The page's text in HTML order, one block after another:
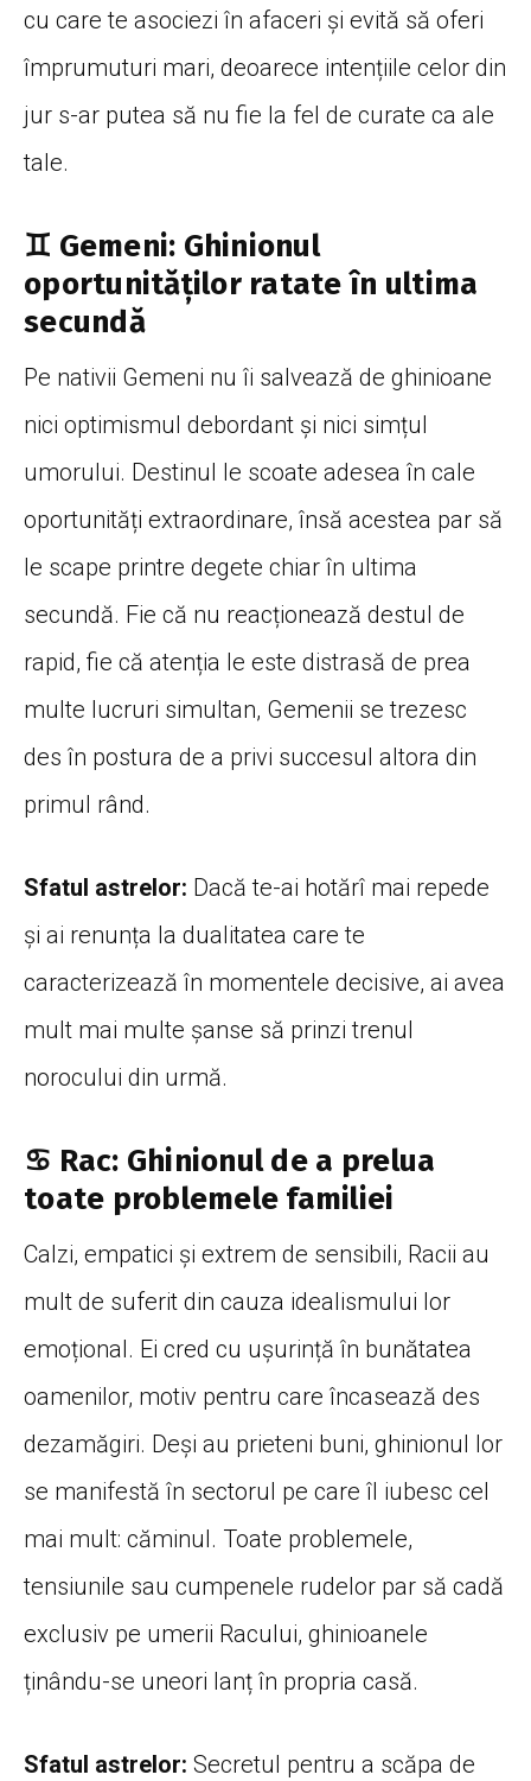
cu care te asociezi în afaceri și evită să oferi
împrumuturi mari, deoarece intențiile celor din
jur s-ar putea să nu fie la fel de curate ca ale
tale.
♊ Gemeni: Ghinionul
oportunităților ratate în ultima
secundă
Pe nativii Gemeni nu îi salvează de ghinioane
nici optimismul debordant și nici simțul
umorului. Destinul le scoate adesea în cale
oportunități extraordinare, însă acestea par să
le scape printre degete chiar în ultima
secundă. Fie că nu reacționează destul de
rapid, fie că atenția le este distrasă de prea
multe lucruri simultan, Gemenii se trezesc
des în postura de a privi succesul altora din
primul rând.
Sfatul astrelor: Dacă te-ai hotărî mai repede
și ai renunța la dualitatea care te
caracterizează în momentele decisive, ai avea
mult mai multe șanse să prinzi trenul
norocului din urmă.
♋ Rac: Ghinionul de a prelua
toate problemele familiei
Calzi, empatici și extrem de sensibili, Racii au
mult de suferit din cauza idealismului lor
emoțional. Ei cred cu ușurință în bunătatea
oamenilor, motiv pentru care încasează des
dezamăgiri. Deși au prieteni buni, ghinionul lor
se manifestă în sectorul pe care îl iubesc cel
mai mult: căminul. Toate problemele,
tensiunile sau cumpenele rudelor par să cadă
exclusiv pe umerii Racului, ghinioanele
ținându-se uneori lanț în propria casă.
Sfatul astrelor: Secretul pentru a scăpa de